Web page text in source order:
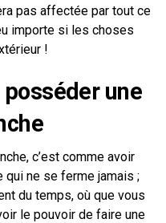
pas affectée par tout ce
importe si les choses
!
une
c’est comme avoir
qui ne se ferme jamais ;
du temps, où que vous
le pouvoir de faire une